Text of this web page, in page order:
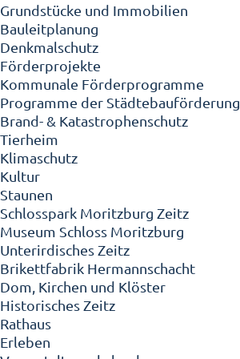
Grundstücke und Immobilien
Bauleitplanung
Denkmalschutz
Förderprojekte
Kommunale Förderprogramme
Programme der Städtebauförderung
Brand- & Katastrophenschutz
Tierheim
Klimaschutz
Kultur
Staunen
Schlosspark Moritzburg Zeitz
Museum Schloss Moritzburg
Unterirdisches Zeitz
Brikettfabrik Hermannschacht
Dom, Kirchen und Klöster
Historisches Zeitz
Rathaus
Erleben